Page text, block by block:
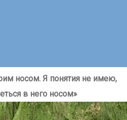
носом. Я понятия не имею,
в него носом»